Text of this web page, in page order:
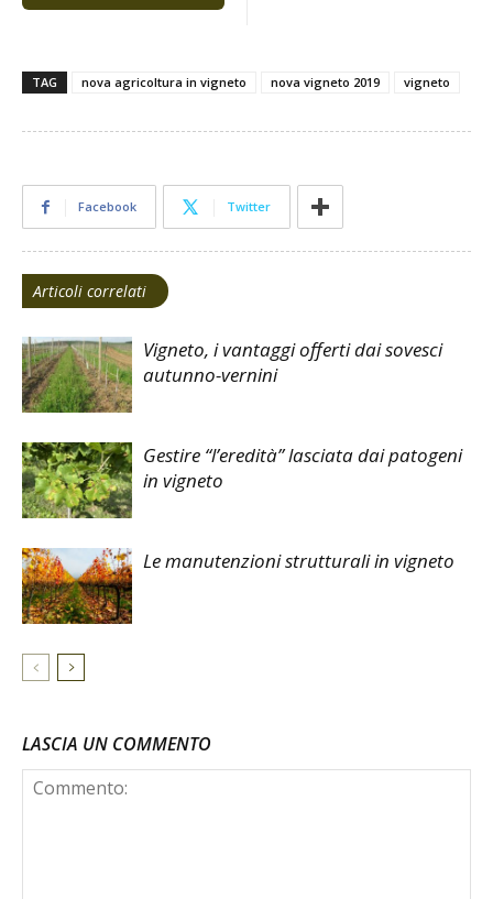
TAG nova agricoltura in vigneto nova vigneto 2019 vigneto
Facebook Twitter
Articoli correlati
Vigneto, i vantaggi offerti dai sovesci
autunno-vernini
Gestire “l’eredità” lasciata dai patogeni
in vigneto
Le manutenzioni strutturali in vigneto
LASCIA UN COMMENTO